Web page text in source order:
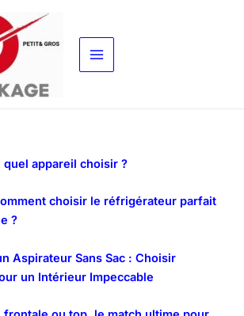
appareil choisir ?
choisir le réfrigérateur parfait
?
Aspirateur Sans Sac : Choisir
un Intérieur Impeccable